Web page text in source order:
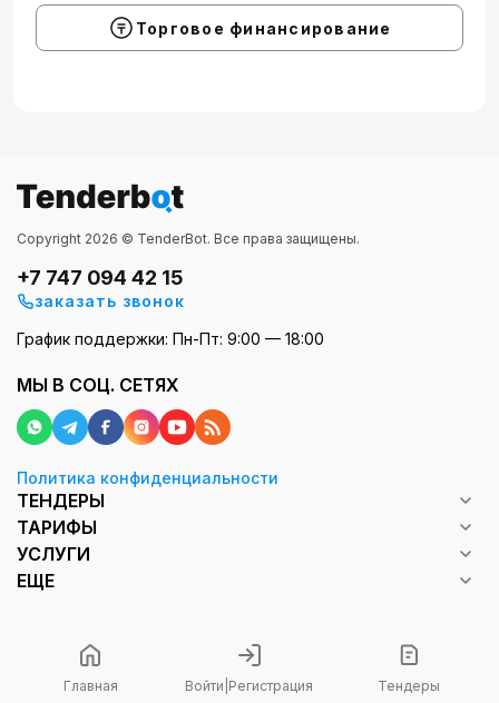
Главная Войти Регистрация Тендеры
Торговое финансирование
Copyright 2026 © TenderBot. Все права защищены.
+7 747 094 42 15
заказать звонок
График поддержки: Пн-Пт: 9:00 — 18:00
МЫ В СОЦ. СЕТЯХ
Политика конфиденциальности
ТЕНДЕРЫ
ТАРИФЫ
УСЛУГИ
ЕЩЕ